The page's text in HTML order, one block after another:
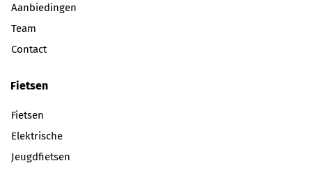
Aanbiedingen
Team
Contact
Fietsen
Fietsen
Elektrische
Jeugdfietsen